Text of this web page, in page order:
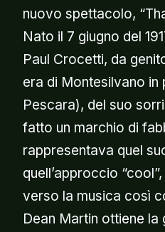
nuovo spettacolo,
Nato il 7 giugno del
Paul Crocetti, da
era di Montesilvano in
Pescara), del suo
fatto un marchio di
rappresentava quel
quell’approccio
verso la musica così
Dean Martin ottiene la